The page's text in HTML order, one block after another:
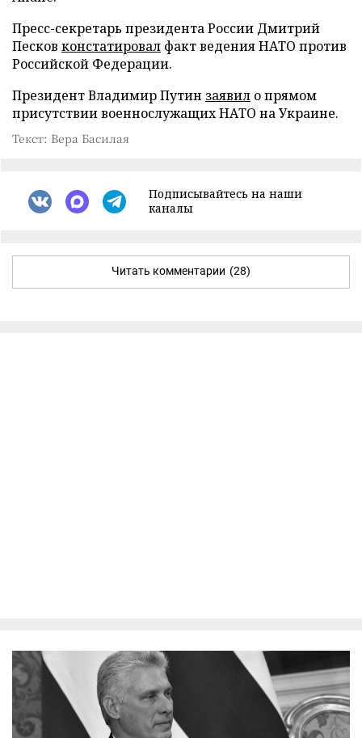
Пресс-секретарь президента России Дмитрий
Песков констатировал факт ведения НАТО против
Российской Федерации.
Президент Владимир Путин заявил о прямом
присутствии военнослужащих НАТО на Украине.
Текст: Вера Басилая
Подписывайтесь на наши
каналы
Читать комментарии (28)